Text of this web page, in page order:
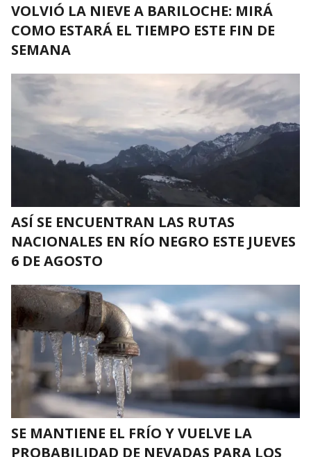
VOLVIÓ LA NIEVE A BARILOCHE: MIRÁ
COMO ESTARÁ EL TIEMPO ESTE FIN DE
SEMANA
ASÍ SE ENCUENTRAN LAS RUTAS
NACIONALES EN RÍO NEGRO ESTE JUEVES
6 DE AGOSTO
SE MANTIENE EL FRÍO Y VUELVE LA
PROBABILIDAD DE NEVADAS PARA LOS